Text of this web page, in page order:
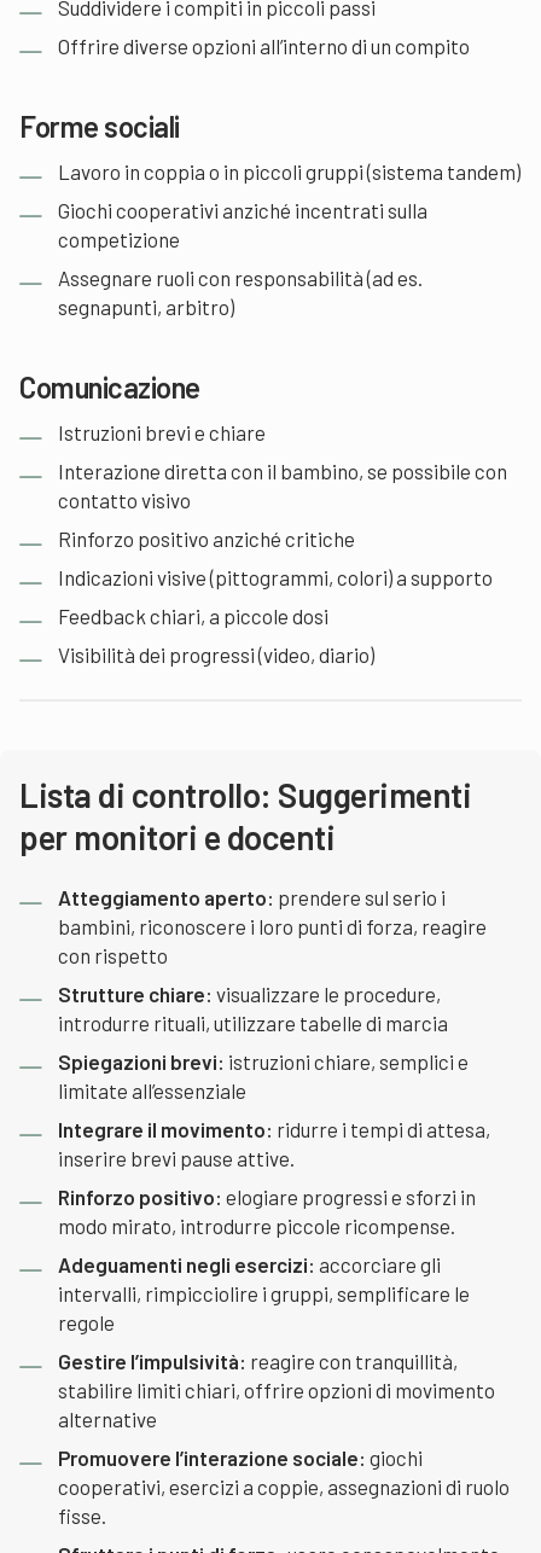
Suddividere i compiti in piccoli passi
Offrire diverse opzioni all’interno di un compito
Forme sociali
Lavoro in coppia o in piccoli gruppi (sistema tandem)
Giochi cooperativi anziché incentrati sulla
competizione
Assegnare ruoli con responsabilità (ad es.
segnapunti, arbitro)
Comunicazione
Istruzioni brevi e chiare
Interazione diretta con il bambino, se possibile con
contatto visivo
Rinforzo positivo anziché critiche
Indicazioni visive (pittogrammi, colori) a supporto
Feedback chiari, a piccole dosi
Visibilità dei progressi (video, diario)
Lista di controllo: Suggerimenti
per monitori e docenti
Atteggiamento aperto: prendere sul serio i
bambini, riconoscere i loro punti di forza, reagire
con rispetto
Strutture chiare: visualizzare le procedure,
introdurre rituali, utilizzare tabelle di marcia
Spiegazioni brevi: istruzioni chiare, semplici e
limitate all’essenziale
Integrare il movimento: ridurre i tempi di attesa,
inserire brevi pause attive.
Rinforzo positivo: elogiare progressi e sforzi in
modo mirato, introdurre piccole ricompense.
Adeguamenti negli esercizi: accorciare gli
intervalli, rimpicciolire i gruppi, semplificare le
regole
Gestire l’impulsività: reagire con tranquillità,
stabilire limiti chiari, offrire opzioni di movimento
alternative
Promuovere l’interazione sociale: giochi
cooperativi, esercizi a coppie, assegnazioni di ruolo
fisse.